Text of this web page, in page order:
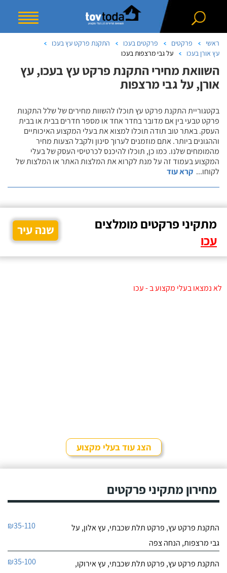
ראשי פרקטים פרקטים בעכו
התקנת פרקט עץ בעכו
עץ אורן בעכו
על גבי מרצפות בעכו
השוואת מחירי התקנת פרקט עץ בעכו, עץ
אורן, על גבי מרצפות
בקטגוריית התקנת פרקט עץ תוכלו להשוות מחירים של שלל התקנות
פרקט טבעי בין אם מדובר בחדר אחד או מספר חדרים בבית או בבית
העסק. באתר טוב תודה תוכלו למצוא את בעלי המקצוע האיכותיים
וההגונים ביותר. אתם מוזמנים לערוך סינון ולקבל הצעות מחיר
מהמומחים שלנו. כמו כן, תוכלו להיכנס לכרטיסי העסק של בעלי
המקצוע בעמוד זה על מנת לקרוא את המלצות האתר או המלצות של
לקוחו... קרא עוד
מתקיני פרקטים מומלצים
עכו
שנה עיר
לא נמצאו בעלי מקצוע ב - עכו
הצג עוד בעלי מקצוע
מחירון מתקיני פרקטים
התקנת פרקט עץ, פרקט תלת שכבתי, עץ אלון, על
גבי מרצפות, הנחה צפה
₪35-110
התקנת פרקט עץ, פרקט תלת שכבתי, עץ אירוקו,
₪35-100